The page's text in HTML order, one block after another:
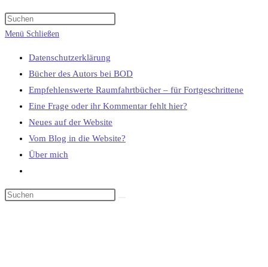
umschalten
Menü Schließen
Datenschutzerklärung
Bücher des Autors bei BOD
Empfehlenswerte Raumfahrtbücher – für Fortgeschrittene
Eine Frage oder ihr Kommentar fehlt hier?
Neues auf der Website
Vom Blog in die Website?
Über mich
umschalten